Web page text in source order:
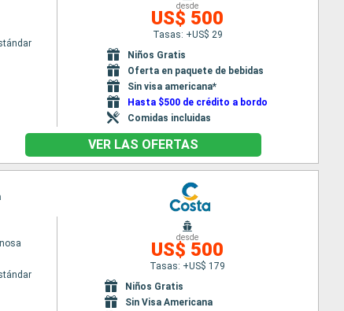
desde
US$ 500
Tasas: +US$ 29
Niños Gratis
Oferta en paquete de bebidas
Sin visa americana*
Hasta $500 de crédito a bordo
Comidas incluidas
VER LAS OFERTAS
desde
US$ 500
Tasas: +US$ 179
Niños Gratis
Sin Visa Americana